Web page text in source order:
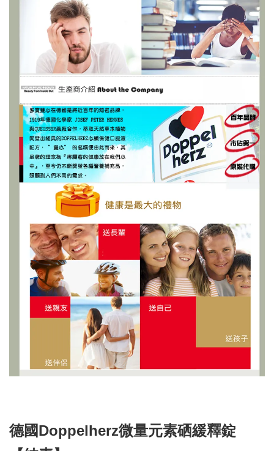
德國Doppelherz微量元素硒緩釋錠